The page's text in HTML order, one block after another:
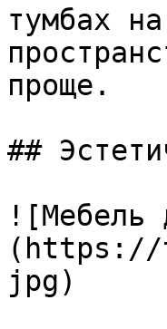
тумбах
проще.
##
![Мебель
(https://
jpg)